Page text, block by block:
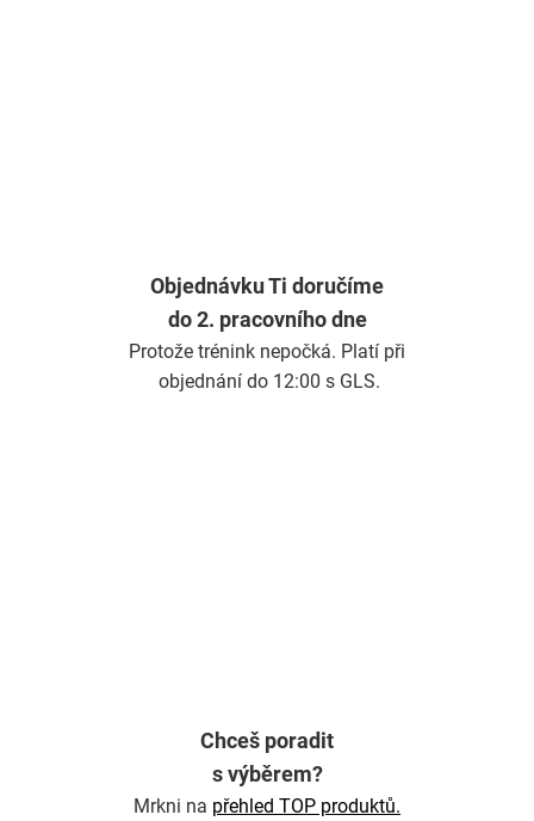
Objednávku Ti doručíme
do 2. pracovního dne
Protože trénink nepočká. Platí při
objednání do 12:00 s GLS.
Chceš poradit
s výběrem?
Mrkni na přehled TOP produktů.